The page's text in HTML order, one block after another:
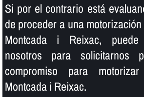
Si por el contrario está
de proceder a una
Montcada i Reixac,
nosotros para solicitarnos
compromiso para
Montcada i Reixac.